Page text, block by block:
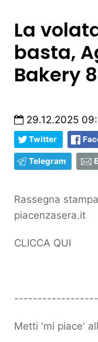
La
basta,
Bakery
29.12.2025
Twitter
Telegram
Rassegna
piacenzasera.it
CLICCA QUI
Metti 'mi piace'